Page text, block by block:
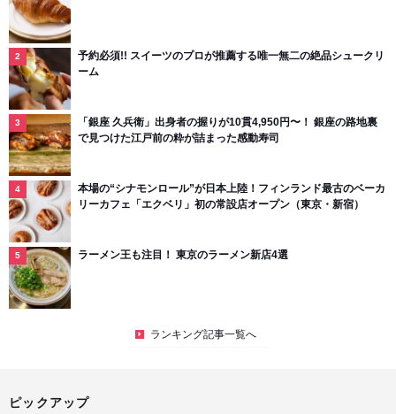
予約必須!! スイーツのプロが推薦する唯一無二の絶品シュークリ
ーム
「銀座 久兵衛」出身者の握りが10貫4,950円〜！ 銀座の路地裏
で見つけた江戸前の粋が詰まった感動寿司
本場の“シナモンロール”が日本上陸！フィンランド最古のベーカ
リーカフェ「エクベリ」初の常設店オープン（東京・新宿）
ラーメン王も注目！ 東京のラーメン新店4選
ランキング記事一覧へ
ピックアップ